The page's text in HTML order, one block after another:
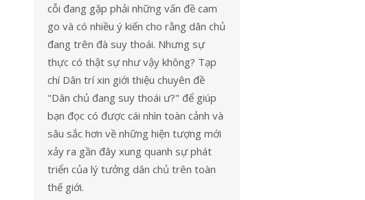
cỗi đang gặp phải những vấn đề cam
go và có nhiều ý kiến cho rằng dân chủ
đang trên đà suy thoái. Nhưng sự
thực có thật sự như vậy không? Tạp
chí Dân trí xin giới thiệu chuyên đề
"Dân chủ đang suy thoái ư?" để giúp
bạn đọc có được cái nhìn toàn cảnh và
sâu sắc hơn về những hiện tượng mới
xảy ra gần đây xung quanh sự phát
triển của lý tưởng dân chủ trên toàn
thế giới.